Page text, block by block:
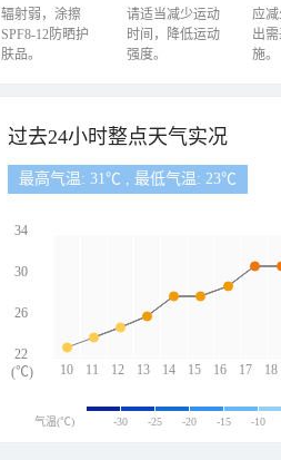
辐射弱，涂擦
SPF8-12防晒护
肤品。
请适当减少运动
时间，降低运动
强度。
应
出
施。
过去24小时整点天气实况
最高气温: 31℃ , 最低气温: 23℃
10 11 12 13 14 15 16 17 18
34
30
26
22
(℃)
气温(℃) -30 -25 -20 -15 -10